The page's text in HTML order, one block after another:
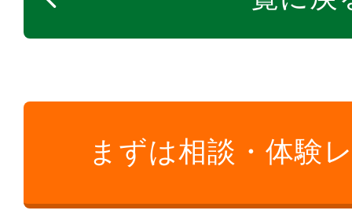
まずは相談・体験